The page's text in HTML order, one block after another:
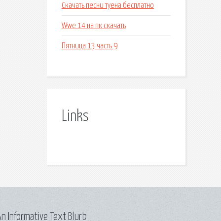
Скачать песни туена бесплатно
Wwe 14 на пк скачать
Пятница 13 часть 9
Links
Informative Text Blurb